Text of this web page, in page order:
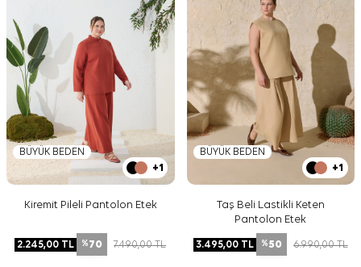
BÜYÜK BEDEN
+1
Kiremit Pileli Pantolon Etek
2.245,00 TL %70 7.490,00TL
BÜYÜK BEDEN
+1
Taş Beli Lastikli Keten
Pantolon Etek
3.495,00TL %50 6.990,00TL